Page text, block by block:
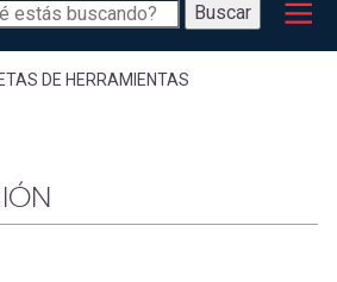
Buscar
DE HERRAMIENTAS